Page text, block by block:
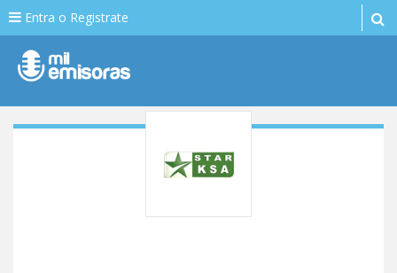
Entra o Registrate